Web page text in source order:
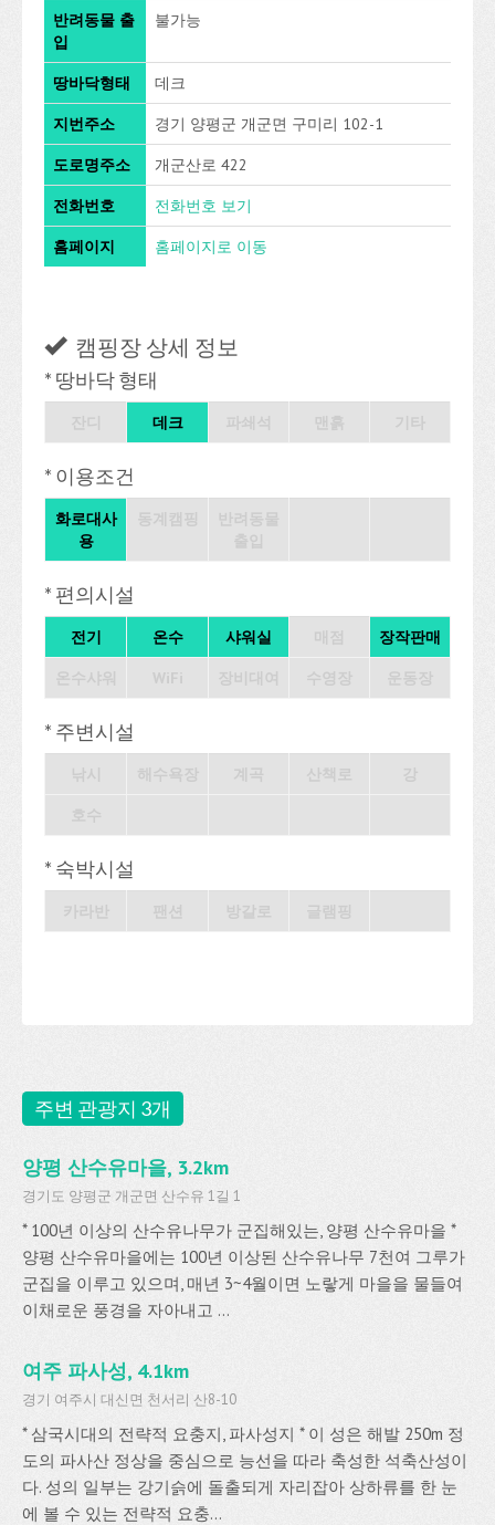
반려동물 출
입
불가능
땅바닥형태 데크
지번주소 경기 양평군 개군면 구미리 102-1
도로명주소 개군산로 422
전화번호 전화번호 보기
홈페이지 홈페이지로 이동
캠핑장 상세 정보
* 땅바닥 형태
데크
* 이용조건
화로대사
용
* 편의시설
전기 온수 샤워실 장작판매
* 주변시설
* 숙박시설
주변 관광지 3개
양평 산수유마을, 3.2km
경기도 양평군 개군면 산수유 1길 1
* 100년 이상의 산수유나무가 군집해있는, 양평 산수유마을 *
양평 산수유마을에는 100년 이상된 산수유나무 7천여 그루가
군집을 이루고 있으며, 매년 3~4월이면 노랗게 마을을 물들여
이채로운 풍경을 자아내고 ...
여주 파사성, 4.1km
경기 여주시 대신면 천서리 산8-10
* 삼국시대의 전략적 요충지, 파사성지 * 이 성은 해발 250m 정
도의 파사산 정상을 중심으로 능선을 따라 축성한 석축산성이
다. 성의 일부는 강기슭에 돌출되게 자리잡아 상하류를 한 눈
에 볼 수 있는 전략적 요충...